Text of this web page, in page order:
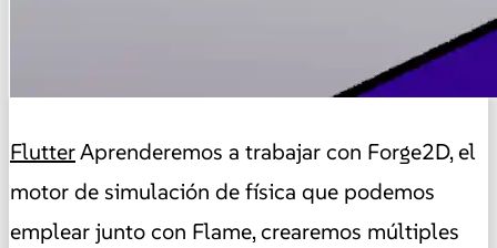
FlutterAprenderemos a trabajar con Forge2D, el
motor de simulación de física que podemos
emplear junto con Flame, crearemos múltiples